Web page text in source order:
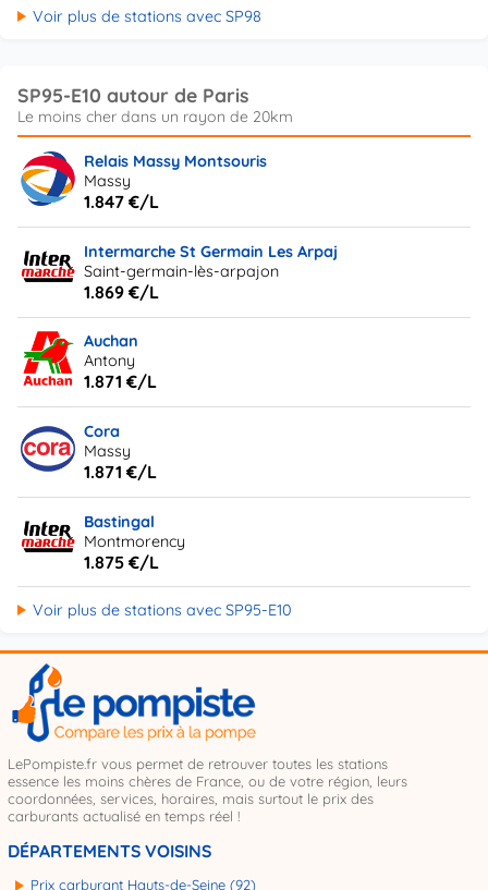
Voir plus de stations avec SP98
SP95-E10 autour de Paris
Relais Massy Montsouris
Massy
1.847 €/L
Intermarche St Germain Les Arpaj
Saint-germain-lès-arpajon
1.869 €/L
Auchan
Antony
1.871 €/L
Cora
Massy
1.871 €/L
Bastingal
Montmorency
1.875 €/L
Voir plus de stations avec SP95-E10
LePompiste.fr vous permet de retrouver toutes les stations
essence les moins chères de France, ou de votre région, leurs
coordonnées, services, horaires, mais surtout le prix des
carburants actualisé en temps réel !
DÉPARTEMENTS VOISINS
Prix carburant Hauts-de-Seine (92)